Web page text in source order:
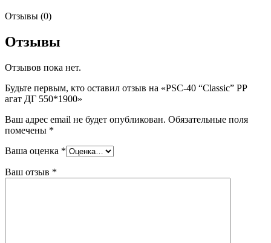
Отзывы (0)
Отзывы
Отзывов пока нет.
Будьте первым, кто оставил отзыв на «PSС-40 “Classic” РР
агат ДГ 550*1900»
Ваш адрес email не будет опубликован. Обязательные поля
помечены *
Ваша оценка *
Ваш отзыв *